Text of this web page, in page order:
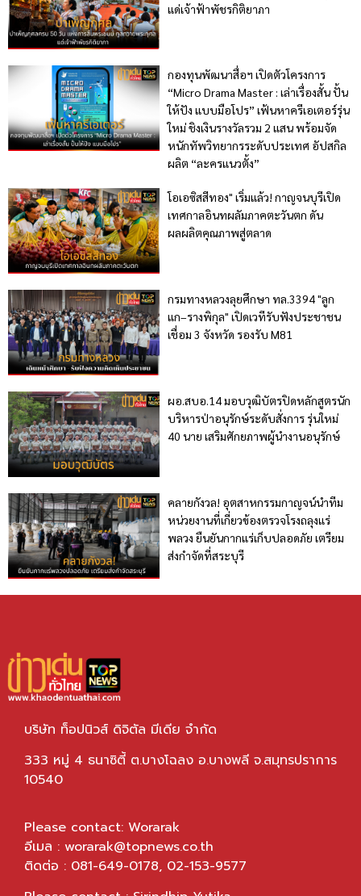
แด่เจ้าฟ้าพัชรกิติยาภา
กองทุนพัฒนาสื่อฯ เปิดตัวโครงการ
“Micro Drama Master : เล่าเรื่องสั้น ปั้น
ให้ปัง แบบมือโปร” เฟ้นหาครีเอเตอร์รุ่น
ใหม่ ชิงเงินรางวัลรวม 2 แสน พร้อมจัด
หนักทัพวิทยากรระดับประเทศ อัปสกิล
ผลิต “ละครแนวตั้ง”
โอเอซิสสีทอง" เริ่มแล้ว! กาญจนบุรีเปิด
เทศกาลอินทผลัมภาคตะวันตก ดัน
ผลผลิตคุณภาพสู่ตลาด
กรมทางหลวงลุยศึกษา ทล.3394 "ลูก
แก–รางพิกุล" เปิดเวทีรับฟังประชาชน
เชื่อม 3 จังหวัด รองรับ M81
ผอ.สบอ.14 มอบวุฒิบัตรปิดหลักสูตรนัก
บริหารป่าอนุรักษ์ระดับสั่งการ รุ่นใหม่
40 นาย เสริมศักยภาพผู้นำงานอนุรักษ์
คลายกังวล! อุตสาหกรรมกาญจน์นำทีม
หน่วยงานที่เกี่ยวข้องตรวจโรงถลุงแร่
พลวง ยืนยันกากแร่เก็บปลอดภัย เตรียม
ส่งกำจัดที่สระบุรี
บริษัท ท็อปนิวส์ ดิจิตัล มีเดีย จำกัด
333 หมู่ 4 ธนาซิตี้ ต.บางโฉลง อ.บางพลี จ.สมุทรปราการ
10540
Please contact: Worarak
อีเมล : worarak@topnews.co.th
ติดต่อ : 081-649-0178, 02-153-9577